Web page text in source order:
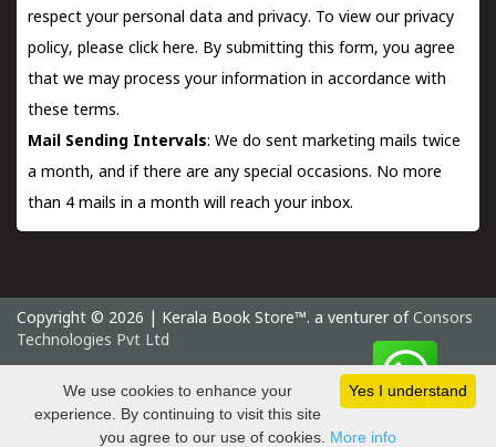
respect your personal data and privacy. To view our privacy
policy, please click here. By submitting this form, you agree
that we may process your information in accordance with
these terms.
Mail Sending Intervals: We do sent marketing mails twice
a month, and if there are any special occasions. No more
than 4 mails in a month will reach your inbox.
Copyright © 2026 | Kerala Book Store™. a venturer of Consors
Technologies Pvt Ltd
Friday 7 August, 2026 IST
Yes I understand
We use cookies to enhance your
experience. By continuing to visit this site
you agree to our use of cookies. More info